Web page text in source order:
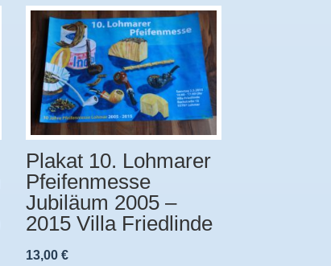
Plakat 10. Lohmarer
Pfeifenmesse
Jubiläum 2005 –
2015 Villa Friedlinde
13,00 €